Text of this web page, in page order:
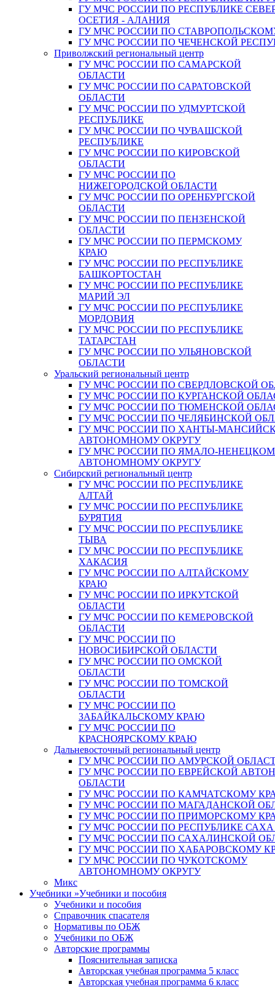
ГУ МЧС РОССИИ ПО РЕСПУБЛИКЕ
ОСЕТИЯ - АЛАНИЯ
ГУ МЧС РОССИИ ПО
ГУ МЧС РОССИИ ПО ЧЕЧЕНСКОЙ
Приволжский региональный центр
ГУ МЧС РОССИИ ПО САМАРСКОЙ
ОБЛАСТИ
ГУ МЧС РОССИИ ПО САРАТОВСКОЙ
ОБЛАСТИ
ГУ МЧС РОССИИ ПО УДМУРТСКОЙ
РЕСПУБЛИКЕ
ГУ МЧС РОССИИ ПО ЧУВАШСКОЙ
РЕСПУБЛИКЕ
ГУ МЧС РОССИИ ПО КИРОВСКОЙ
ОБЛАСТИ
ГУ МЧС РОССИИ ПО
НИЖЕГОРОДСКОЙ ОБЛАСТИ
ГУ МЧС РОССИИ ПО ОРЕНБУРГСКОЙ
ОБЛАСТИ
ГУ МЧС РОССИИ ПО ПЕНЗЕНСКОЙ
ОБЛАСТИ
ГУ МЧС РОССИИ ПО ПЕРМСКОМУ
КРАЮ
ГУ МЧС РОССИИ ПО РЕСПУБЛИКЕ
БАШКОРТОСТАН
ГУ МЧС РОССИИ ПО РЕСПУБЛИКЕ
МАРИЙ ЭЛ
ГУ МЧС РОССИИ ПО РЕСПУБЛИКЕ
МОРДОВИЯ
ГУ МЧС РОССИИ ПО РЕСПУБЛИКЕ
ТАТАРСТАН
ГУ МЧС РОССИИ ПО УЛЬЯНОВСКОЙ
ОБЛАСТИ
Уральский региональный центр
ГУ МЧС РОССИИ ПО СВЕРДЛОВСКОЙ
ГУ МЧС РОССИИ ПО КУРГАНСКОЙ
ГУ МЧС РОССИИ ПО ТЮМЕНСКОЙ
ГУ МЧС РОССИИ ПО ЧЕЛЯБИНСКОЙ
ГУ МЧС РОССИИ ПО ХАНТЫ-
АВТОНОМНОМУ ОКРУГУ
ГУ МЧС РОССИИ ПО ЯМАЛО-
АВТОНОМНОМУ ОКРУГУ
Сибирский региональный центр
ГУ МЧС РОССИИ ПО РЕСПУБЛИКЕ
АЛТАЙ
ГУ МЧС РОССИИ ПО РЕСПУБЛИКЕ
БУРЯТИЯ
ГУ МЧС РОССИИ ПО РЕСПУБЛИКЕ
ТЫВА
ГУ МЧС РОССИИ ПО РЕСПУБЛИКЕ
ХАКАСИЯ
ГУ МЧС РОССИИ ПО АЛТАЙСКОМУ
КРАЮ
ГУ МЧС РОССИИ ПО ИРКУТСКОЙ
ОБЛАСТИ
ГУ МЧС РОССИИ ПО КЕМЕРОВСКОЙ
ОБЛАСТИ
ГУ МЧС РОССИИ ПО
НОВОСИБИРСКОЙ ОБЛАСТИ
ГУ МЧС РОССИИ ПО ОМСКОЙ
ОБЛАСТИ
ГУ МЧС РОССИИ ПО ТОМСКОЙ
ОБЛАСТИ
ГУ МЧС РОССИИ ПО
ЗАБАЙКАЛЬСКОМУ КРАЮ
ГУ МЧС РОССИИ ПО
КРАСНОЯРСКОМУ КРАЮ
Дальневосточный региональный центр
ГУ МЧС РОССИИ ПО АМУРСКОЙ
ГУ МЧС РОССИИ ПО ЕВРЕЙСКОЙ
ОБЛАСТИ
ГУ МЧС РОССИИ ПО КАМЧАТСКОМУ
ГУ МЧС РОССИИ ПО МАГАДАНСКОЙ
ГУ МЧС РОССИИ ПО ПРИМОРСКОМУ
ГУ МЧС РОССИИ ПО РЕСПУБЛИКЕ
ГУ МЧС РОССИИ ПО САХАЛИНСКОЙ
ГУ МЧС РОССИИ ПО ХАБАРОВСКОМУ
ГУ МЧС РОССИИ ПО ЧУКОТСКОМУ
АВТОНОМНОМУ ОКРУГУ
Микс
Учебники »Учебники и пособия
Учебники и пособия
Справочник спасателя
Нормативы по ОБЖ
Учебники по ОБЖ
Авторские программы
Пояснительная записка
Авторская учебная программа 5 класс
Авторская учебная программа 6 класс